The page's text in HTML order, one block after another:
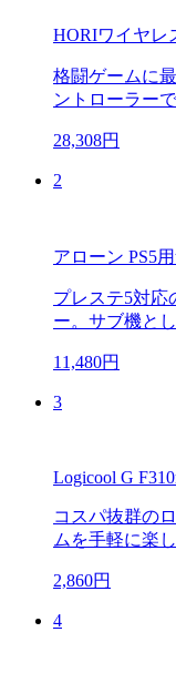
HORIワイヤレ
格闘ゲームに
ントローラーで
28,308円
2
アローン PS5
プレステ5対応
ー。サブ機と
11,480円
3
Logicool G
コスパ抜群の
ムを手軽に楽
2,860円
4